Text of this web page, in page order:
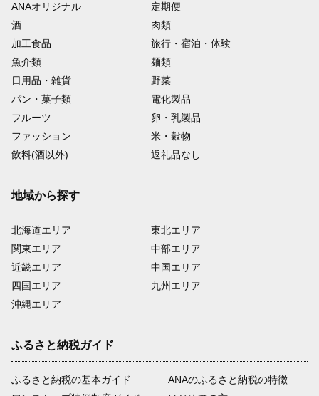
ANAオリジナル
定期便
酒
肉類
加工食品
旅行・宿泊・体験
魚介類
麺類
日用品・雑貨
野菜
パン・菓子類
電化製品
フルーツ
卵・乳製品
ファッション
米・穀物
飲料(酒以外)
返礼品なし
地域から探す
北海道エリア
関東エリア
近畿エリア
四国エリア
沖縄エリア
東北エリア
中部エリア
中国エリア
九州エリア
ふるさと納税ガイド
ふるさと納税の基本ガイド
ANAのふるさと納税の特徴